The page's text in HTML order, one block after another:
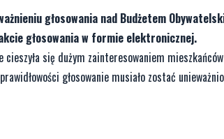
głosowania nad Budżetem
głosowania w formie elektronicznej.
się dużym zainteresowaniem
głosowanie musiało zostać